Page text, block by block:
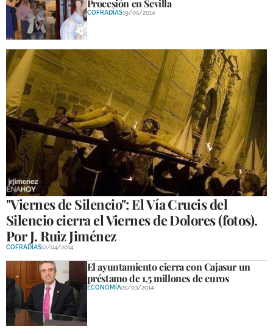
Procesión en Sevilla
COFRADÍAS19/05/2014
"Viernes de Silencio": El Vía Crucis del
Silencio cierra el Viernes de Dolores (fotos).
Por J. Ruiz Jiménez
COFRADÍAS12/04/2014
El ayuntamiento cierra con Cajasur un
préstamo de 1,5 millones de euros
ECONOMÍA25/03/2014